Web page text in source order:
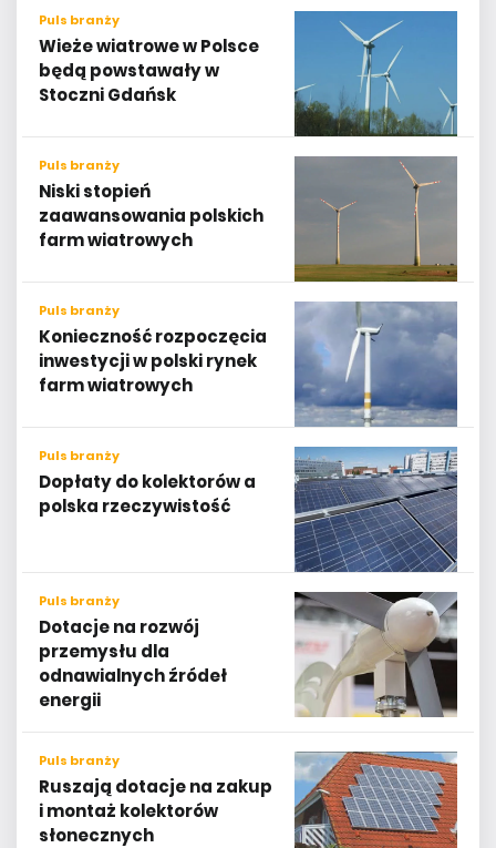
Puls branży
Wieże wiatrowe w Polsce
będą powstawały w
Stoczni Gdańsk
Puls branży
Niski stopień
zaawansowania polskich
farm wiatrowych
Puls branży
Konieczność rozpoczęcia
inwestycji w polski rynek
farm wiatrowych
Puls branży
Dopłaty do kolektorów a
polska rzeczywistość
Puls branży
Dotacje na rozwój
przemysłu dla
odnawialnych źródeł
energii
Puls branży
Ruszają dotacje na zakup
i montaż kolektorów
słonecznych